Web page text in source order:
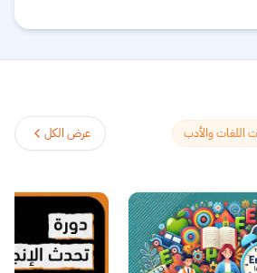
خطط وجهز محتويات الدورة من
وتحقيق دخل مادى إضافي. اقرأ المزيد. اللغات والأدب عرض الكل